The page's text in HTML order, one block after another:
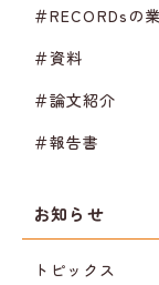
＃RECORDsの
＃資料
＃論文紹介
＃報告書
お知らせ
トピックス